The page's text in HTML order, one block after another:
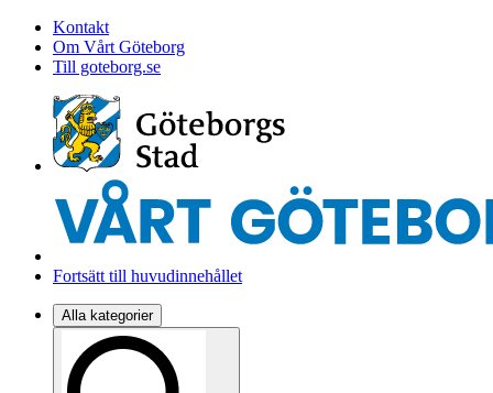
Kontakt
Om Vårt Göteborg
Till goteborg.se
Fortsätt till huvudinnehållet
Alla kategorier